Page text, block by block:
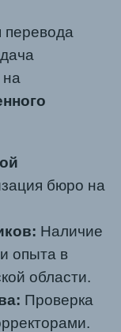
перевода
на
бюро на
Наличие
опыта в
области.
Проверка